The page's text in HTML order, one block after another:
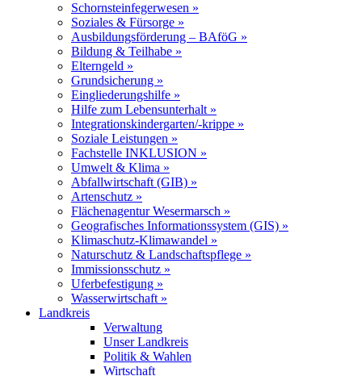
Schornsteinfegerwesen »
Soziales & Fürsorge »
Ausbildungsförderung – BAföG »
Bildung & Teilhabe »
Elterngeld »
Grundsicherung »
Eingliederungshilfe »
Hilfe zum Lebensunterhalt »
Integrationskindergarten/-krippe »
Soziale Leistungen »
Fachstelle INKLUSION »
Umwelt & Klima »
Abfallwirtschaft (GIB) »
Artenschutz »
Flächenagentur Wesermarsch »
Geografisches Informationssystem (GIS) »
Klimaschutz-Klimawandel »
Naturschutz & Landschaftspflege »
Immissionsschutz »
Uferbefestigung »
Wasserwirtschaft »
Landkreis
Verwaltung
Unser Landkreis
Politik & Wahlen
Wirtschaft